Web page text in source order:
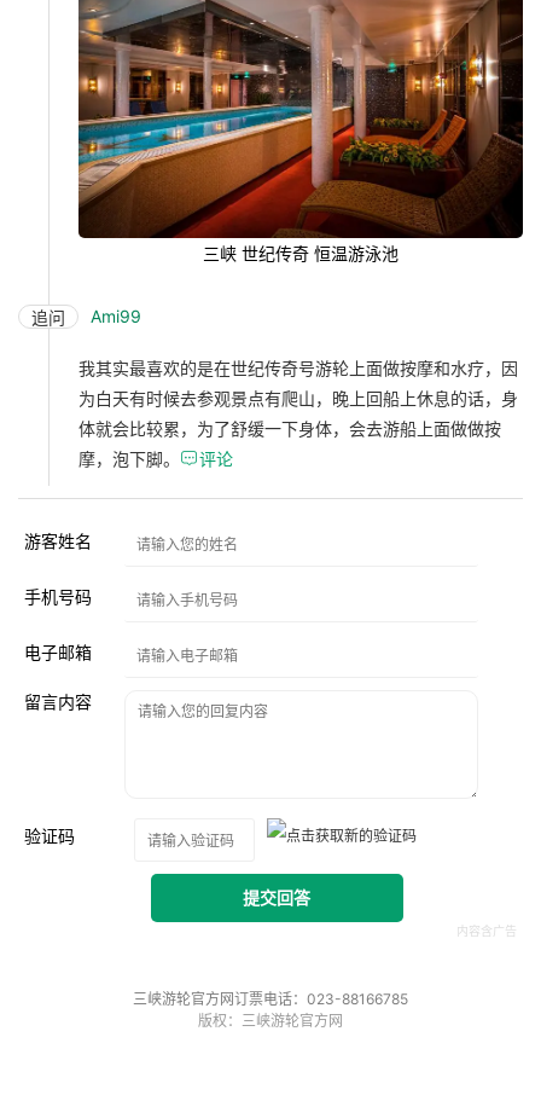
三峡 世纪传奇 恒温游泳池
追问 Ami99
我其实最喜欢的是在世纪传奇号游轮上面做按摩和水疗，因
为白天有时候去参观景点有爬山，晚上回船上休息的话，身
体就会比较累，为了舒缓一下身体，会去游船上面做做按
摩，泡下脚。 评论
游客姓名
手机号码
电子邮箱
留言内容
验证码
提交回答
三峡游轮官方网订票电话：023-88166785
版权：三峡游轮官方网